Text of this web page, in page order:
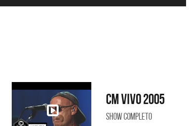
CM Vivo 2005
Show Completo